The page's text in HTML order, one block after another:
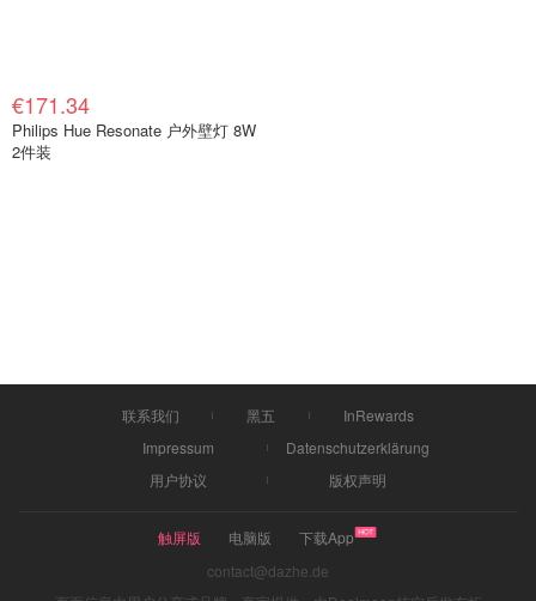
€171.34
Philips Hue Resonate 户外壁灯 8W
2件装
联系我们 黑五
InRewards
Impressum
Datenschutzerklärung
用户协议
版权声明
触屏版 电脑版
下载App
contact@dazhe.de